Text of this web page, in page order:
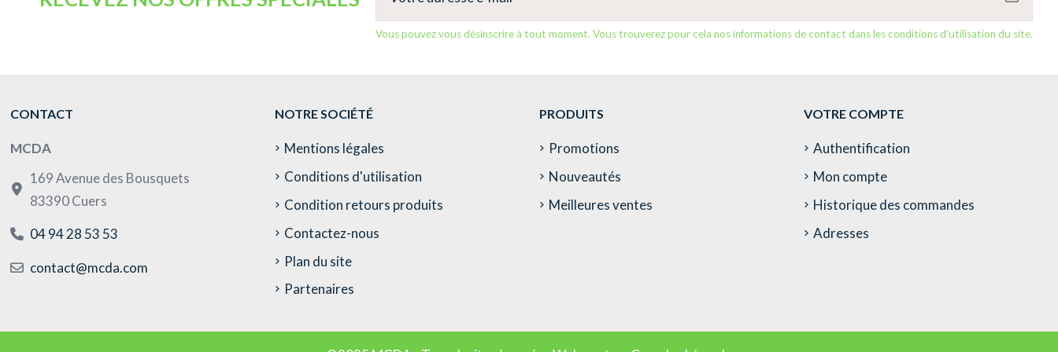
Vous pouvez vous désinscrire à tout moment. Vous trouverez pour cela nos informations de contact dans les conditions d'utilisation du site.
CONTACT
MCDA
169 Avenue des Bousquets
83390 Cuers
04 94 28 53 53
contact@mcda.com
NOTRE SOCIÉTÉ
Mentions légales
Conditions d'utilisation
Condition retours produits
Contactez-nous
Plan du site
Partenaires
PRODUITS
Promotions
Nouveautés
Meilleures ventes
VOTRE COMPTE
Authentification
Mon compte
Historique des commandes
Adresses